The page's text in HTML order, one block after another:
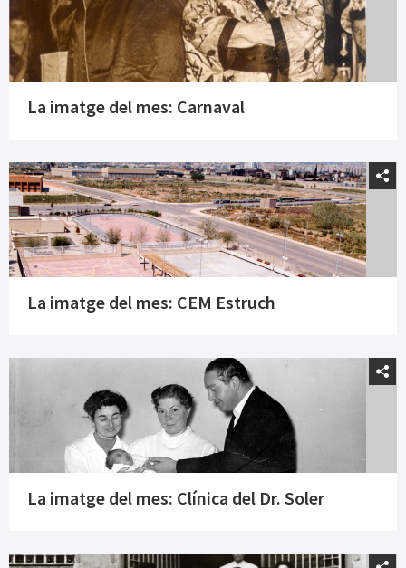
La imatge del mes: Carnaval
La imatge del mes: CEM Estruch
La imatge del mes: Clínica del Dr. Soler